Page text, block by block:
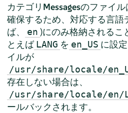
カテゴリ Messagesのファイル
確保するため、対応する言語
ば、
en )にのみ格納されるこ
とえば LANG を en_US に設
イルが
/usr/share/locale/en_US/
存在しない場合は、
/usr/share/locale/en/
ールバックされます。